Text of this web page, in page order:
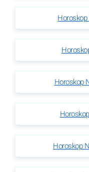
Horoskop
Horoskop